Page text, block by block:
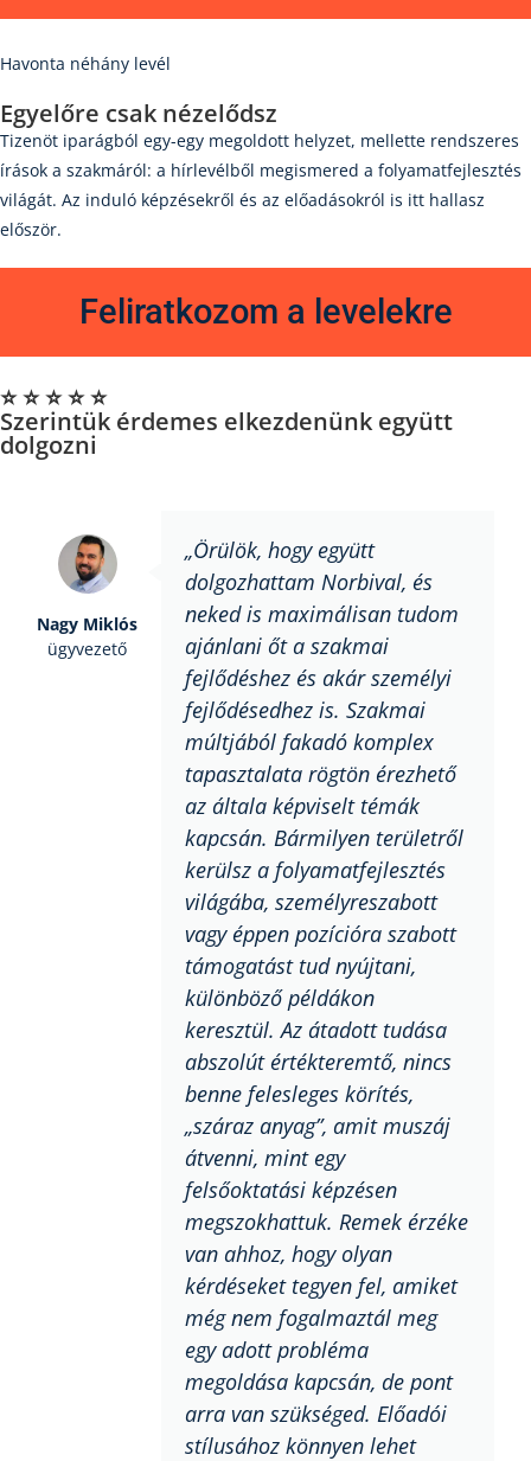
Havonta néhány levél
Egyelőre csak nézelődsz
Tizenöt iparágból egy-egy megoldott helyzet, mellette rendszeres
írások a szakmáról: a hírlevélből megismered a folyamatfejlesztés
világát. Az induló képzésekről és az előadásokról is itt hallasz
először.
Feliratkozom a levelekre
⭐️ ⭐️ ⭐️ ⭐️ ⭐️
Szerintük érdemes elkezdenünk együtt
dolgozni
„Örülök, hogy együtt
dolgozhattam Norbival, és
neked is maximálisan tudom
ajánlani őt a szakmai
fejlődéshez és akár személyi
fejlődésedhez is. Szakmai
múltjából fakadó komplex
tapasztalata rögtön érezhető
az általa képviselt témák
kapcsán. Bármilyen területről
kerülsz a folyamatfejlesztés
világába, személyreszabott
vagy éppen pozícióra szabott
támogatást tud nyújtani,
különböző példákon
keresztül. Az átadott tudása
abszolút értékteremtő, nincs
benne felesleges körítés,
„száraz anyag”, amit muszáj
átvenni, mint egy
felsőoktatási képzésen
megszokhattuk. Remek érzéke
van ahhoz, hogy olyan
kérdéseket tegyen fel, amiket
még nem fogalmaztál meg
egy adott probléma
megoldása kapcsán, de pont
arra van szükséged. Előadói
stílusához könnyen lehet
Nagy Miklós
ügyvezető